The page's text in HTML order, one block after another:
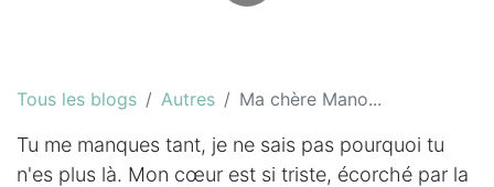
Tous les blogs Autres Ma chère Mano...
Tu me manques tant, je ne sais pas pourquoi tu
n'es plus là. Mon cœur est si triste, écorché par la